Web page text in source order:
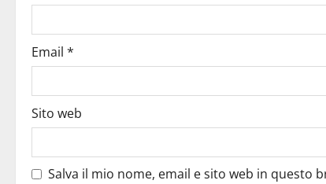
Email *
Sito web
Salva il mio nome, email e sito web in questo